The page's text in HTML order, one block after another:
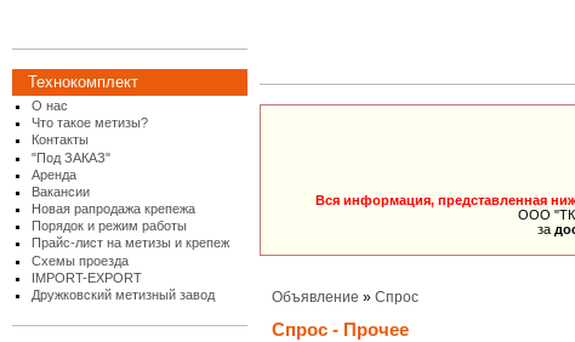
Технокомплект
О нас
Что такое метизы?
Контакты
"Под ЗАКАЗ"
Аренда
Вакансии
Новая рапродажа крепежа
Порядок и режим работы
Прайс-лист на метизы и крепеж
Схемы проезда
IMPORT-EXPORT
Дружковский метизный завод
Вся информация, представленная
ООО "ТК
за
Объявление » Спрос
Спрос - Прочее